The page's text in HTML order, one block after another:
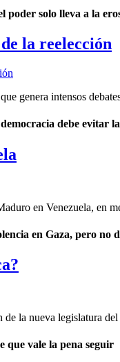
poder solo lleva a la
la reelección
genera intensos
debe evitar
en Venezuela, en
en Gaza, pero no
la nueva legislatura
que vale la pena seguir